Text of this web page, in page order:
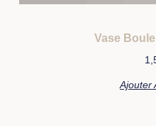
Vase
Ajouter